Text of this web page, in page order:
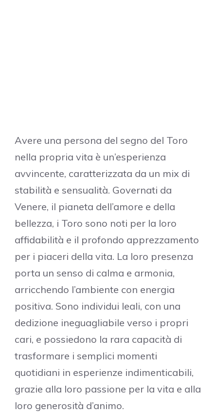
Avere una persona del segno del Toro
nella propria vita è un’esperienza
avvincente, caratterizzata da un mix di
stabilità e sensualità. Governati da
Venere, il pianeta dell’amore e della
bellezza, i Toro sono noti per la loro
affidabilità e il profondo apprezzamento
per i piaceri della vita. La loro presenza
porta un senso di calma e armonia,
arricchendo l’ambiente con energia
positiva. Sono individui leali, con una
dedizione ineguagliabile verso i propri
cari, e possiedono la rara capacità di
trasformare i semplici momenti
quotidiani in esperienze indimenticabili,
grazie alla loro passione per la vita e alla
loro generosità d’animo.